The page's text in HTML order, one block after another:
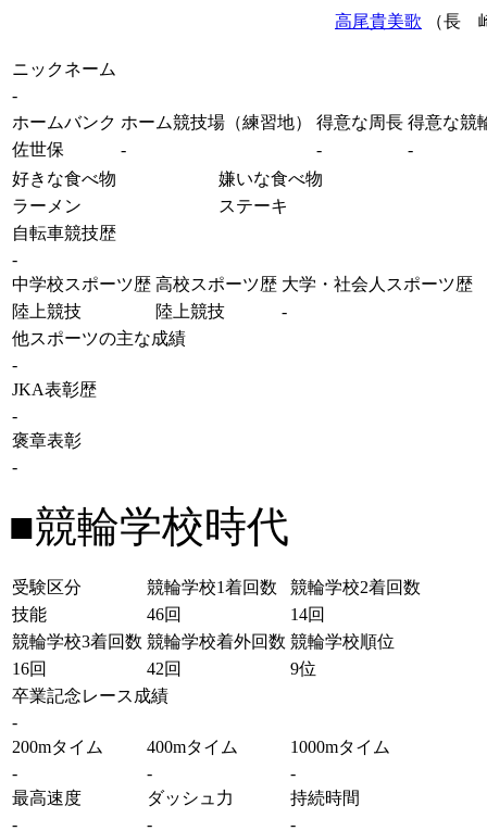
高尾貴美歌 （長
ニックネーム
-
ホームバンク ホーム競技場（練習地） 得意な周長 得意な競
佐世保
- -
-
好きな食べ物
嫌いな食べ物
ラーメン
ステーキ
自転車競技歴
-
中学校スポーツ歴 高校スポーツ歴 大学・社会人スポーツ歴
陸上競技
陸上競技
-
他スポーツの主な成績
-
JKA表彰歴
-
褒章表彰
-
■競輪学校時代
受験区分 競輪学校1着回数
競輪学校2着回数
技能
46回
14回
競輪学校3着回数 競輪学校着外回数 競輪学校順位
16回
42回
9位
卒業記念レース成績
-
200mタイム
400mタイム
1000mタイム
-
-
-
最高速度
ダッシュ力
持続時間
-
- -